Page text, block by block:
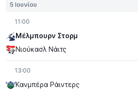
5 Ιουνίου
11:00
Μέλμπουρν Στορμ
Νιούκασλ Νάιτς
13:00
Κανμπέρα Ράιντερς